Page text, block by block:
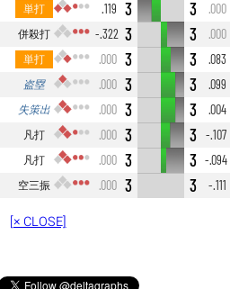
単打 .119 3 3
.000
併殺打 -.322 3 3
.000
単打 .000 3 3
.083
盗塁 .000 3 3
.099
失策出 .000 3 3
.004
凡打 .000 3 3
-.107
凡打 .000 3 3 -.094
空三振 .000 3 3 -.111
[× CLOSE]